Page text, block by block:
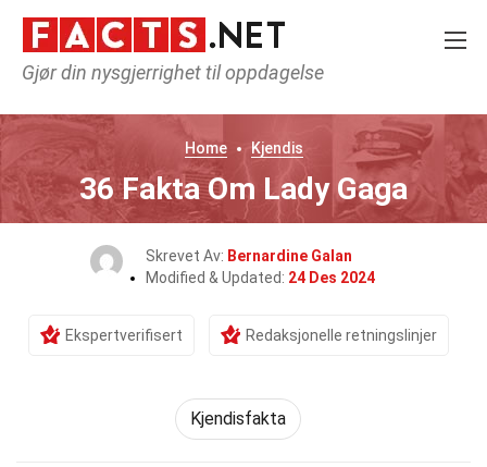
Gjør din nysgjerrighet til oppdagelse
Home Kjendis
36 Fakta Om Lady Gaga
Skrevet Av: Bernardine Galan
Modified & Updated: 24 Des 2024
Ekspertverifisert Redaksjonelle retningslinjer
Kjendisfakta